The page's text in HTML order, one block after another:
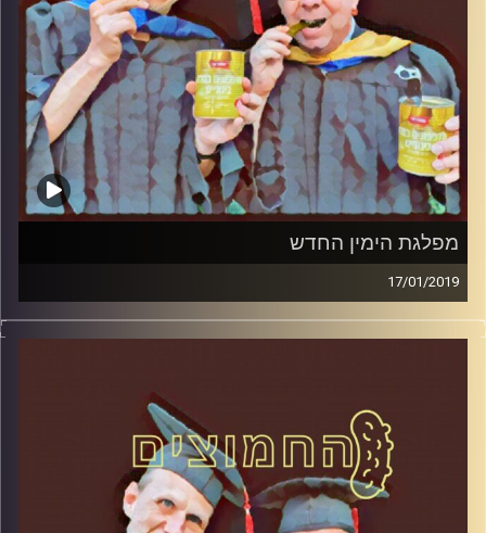
מפלגת הימין החדש
17/01/2019
פרופסור בועז בן-דוד ופרופסור גלעד הירשברגר
קרדיט תמונות:AudioVersity